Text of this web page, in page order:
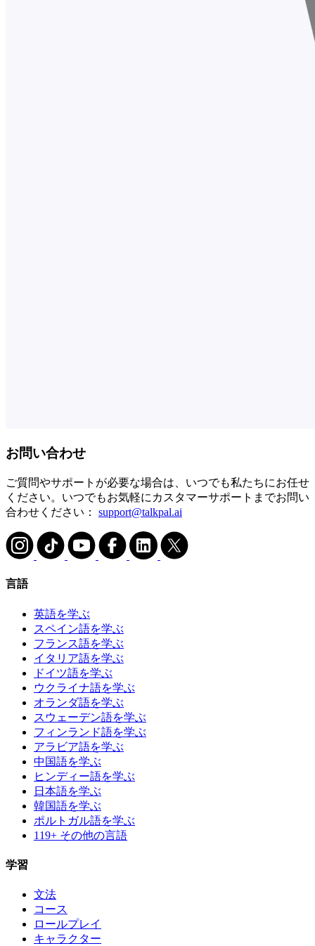
お問い合わせ
ご質問やサポートが必要な場合は、いつでも私たちにお任せ
ください。いつでもお気軽にカスタマーサポートまでお問い
合わせください： support@talkpal.ai
言語
英語を学ぶ
スペイン語を学ぶ
フランス語を学ぶ
イタリア語を学ぶ
ドイツ語を学ぶ
ウクライナ語を学ぶ
オランダ語を学ぶ
スウェーデン語を学ぶ
フィンランド語を学ぶ
アラビア語を学ぶ
中国語を学ぶ
ヒンディー語を学ぶ
日本語を学ぶ
韓国語を学ぶ
ポルトガル語を学ぶ
119+ その他の言語
学習
文法
コース
ロールプレイ
キャラクター